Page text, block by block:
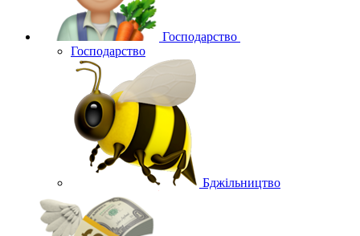
Господарство
Господарство
Бджільництво